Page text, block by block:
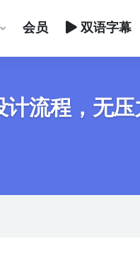
会员 双语字幕
流程，无压